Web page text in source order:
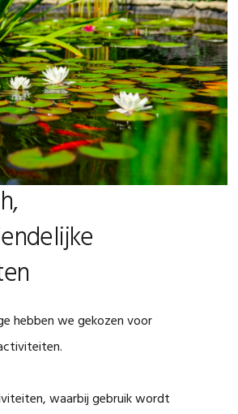
hebben we gekozen voor
waarbij gebruik wordt